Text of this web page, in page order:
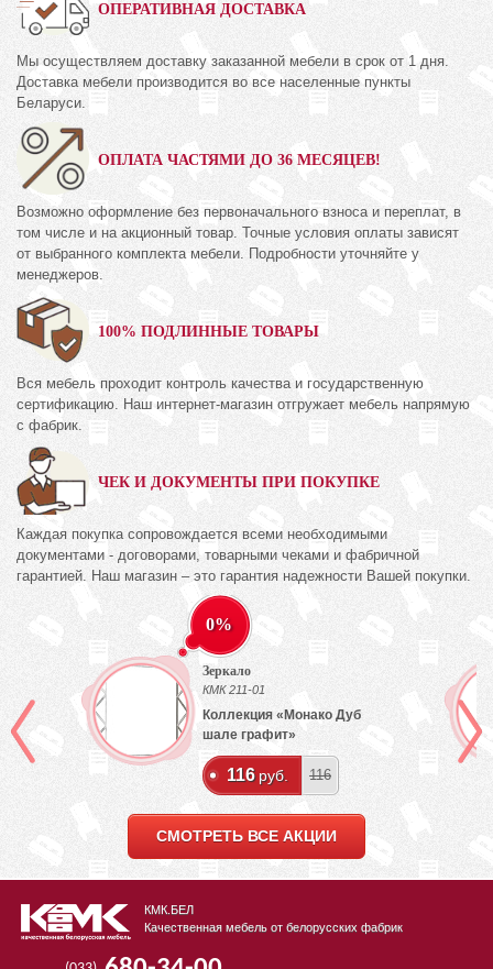
ОПЕРАТИВНАЯ ДОСТАВКА
Мы осуществляем доставку заказанной мебели в срок от 1 дня.
Доставка мебели производится во все населенные пункты
Беларуси.
ОПЛАТА ЧАСТЯМИ ДО 36 МЕСЯЦЕВ!
Возможно оформление без первоначального взноса и переплат, в
том числе и на акционный товар. Точные условия оплаты зависят
от выбранного комплекта мебели. Подробности уточняйте у
менеджеров.
100% ПОДЛИННЫЕ ТОВАРЫ
Вся мебель проходит контроль качества и государственную
сертификацию. Наш интернет-магазин отгружает мебель напрямую
с фабрик.
ЧЕК И ДОКУМЕНТЫ ПРИ ПОКУПКЕ
Каждая покупка сопровождается всеми необходимыми
документами - договорами, товарными чеками и фабричной
гарантией. Наш магазин – это гарантия надежности Вашей покупки.
0%
Зеркало
КМК 211-01
Коллекция «Монако Дуб
шале графит»
116 руб. 116
СМОТРЕТЬ ВСЕ АКЦИИ
КМК.БЕЛ
Качественная мебель от белорусских фабрик